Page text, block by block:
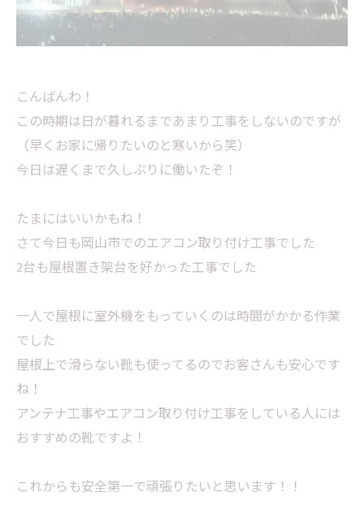
こんばんわ！
この時期は日が暮れるまであまり工事をしないのですが
（早くお家に帰りたいのと寒いから笑）
今日は遅くまで久しぶりに働いたぞ！
たまにはいいかもね！
さて今日も岡山市でのエアコン取り付け工事でした
2台も屋根置き架台を好かった工事でした
一人で屋根に室外機をもっていくのは時間がかかる作業
でした
屋根上で滑らない靴も使ってるのでお客さんも安心です
ね！
アンテナ工事やエアコン取り付け工事をしている人には
おすすめの靴ですよ！
これからも安全第一で頑張りたいと思います！！